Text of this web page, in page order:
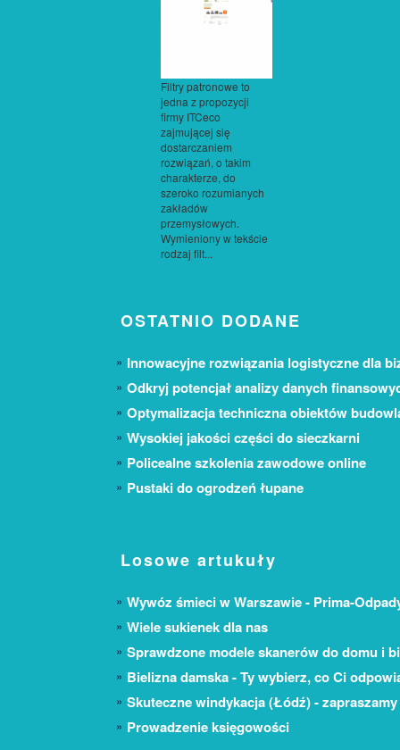
Filtry patronowe to
jedna z propozycji
firmy ITCeco
zajmującej się
dostarczaniem
rozwiązań, o takim
charakterze, do
szeroko rozumianych
zakładów
przemysłowych.
Wymieniony w tekście
rodzaj filt...
OSTATNIO DODANE
Innowacyjne rozwiązania logistyczne dla
Odkryj potencjał analizy danych
Optymalizacja techniczna obiektów
Wysokiej jakości części do sieczkarni
Policealne szkolenia zawodowe online
Pustaki do ogrodzeń łupane
Losowe artukuły
Wywóz śmieci w Warszawie - Prima-
Wiele sukienek dla nas
Sprawdzone modele skanerów do domu i
Bielizna damska - Ty wybierz, co Ci
Skuteczne windykacja (Łódź) - zapraszamy
Prowadzenie księgowości